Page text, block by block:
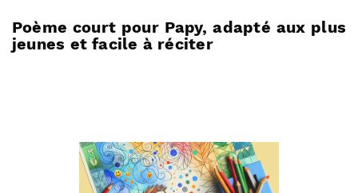
Poème court pour Papy, adapté aux plus
jeunes et facile à réciter